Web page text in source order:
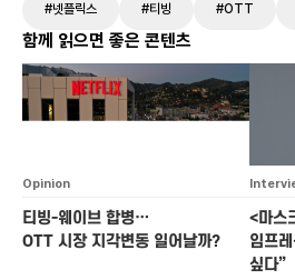
#넷플릭스 #티빙 #OTT
함께 읽으면 좋은 콘텐츠
Opinion
티빙-웨이브 합병…
OTT 시장 지각변동 일어날까?
<마스
임프
싶다”